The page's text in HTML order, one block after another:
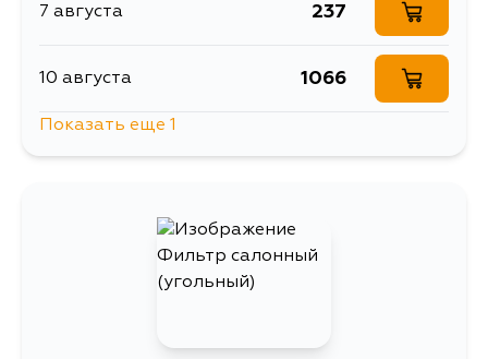
7 августа 237
10 августа 1066
Показать еще 1